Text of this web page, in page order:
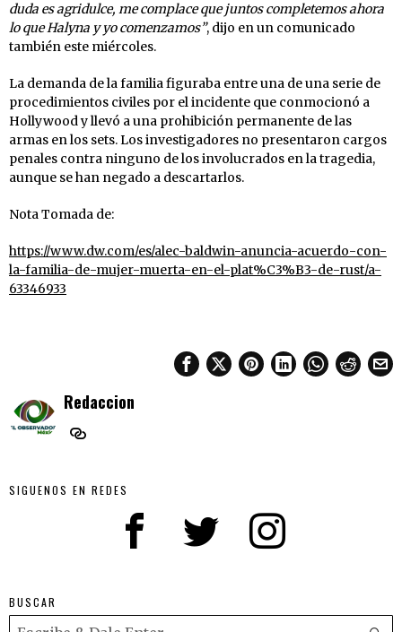
duda es agridulce, me complace que juntos completemos ahora
lo que Halyna y yo comenzamos”, dijo en un comunicado
también este miércoles.
La demanda de la familia figuraba entre una de una serie de
procedimientos civiles por el incidente que conmocionó a
Hollywood y llevó a una prohibición permanente de las
armas en los sets. Los investigadores no presentaron cargos
penales contra ninguno de los involucrados en la tragedia,
aunque se han negado a descartarlos.
Nota Tomada de:
https://www.dw.com/es/alec-baldwin-anuncia-acuerdo-con-
la-familia-de-mujer-muerta-en-el-plat%C3%B3-de-rust/a-
63346933
Redaccion
SIGUENOS EN REDES
BUSCAR